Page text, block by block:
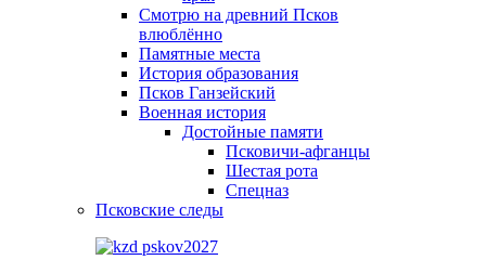
Смотрю на древний Псков
влюблённо
Памятные места
История образования
Псков Ганзейский
Военная история
Достойные памяти
Псковичи-афганцы
Шестая рота
Спецназ
Псковские следы